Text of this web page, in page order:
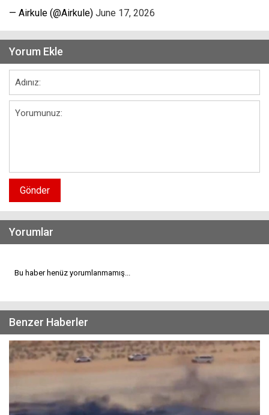
— Airkule (@Airkule) June 17, 2026
Yorum Ekle
Gönder
Yorumlar
Bu haber henüz yorumlanmamış...
Benzer Haberler